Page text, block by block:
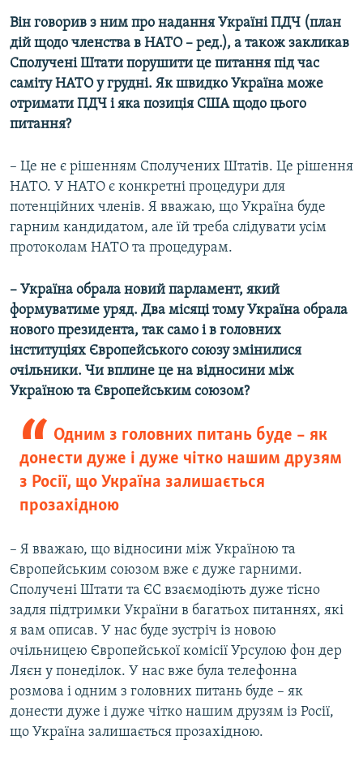
Він говорив з ним про надання Україні ПДЧ (план
дій щодо членства в НАТО – ред.), а також закликав
Сполучені Штати порушити це питання під час
саміту НАТО у грудні. Як швидко Україна може
отримати ПДЧ і яка позиція США щодо цього
питання?
– Це не є рішенням Сполучених Штатів. Це рішення
НАТО. У НАТО є конкретні процедури для
потенційних членів. Я вважаю, що Україна буде
гарним кандидатом, але їй треба слідувати усім
протоколам НАТО та процедурам.
– Україна обрала новий парламент, який
формуватиме уряд. Два місяці тому Україна обрала
нового президента, так само і в головних
інституціях Європейського союзу змінилися
очільники. Чи вплине це на відносини між
Україною та Європейським союзом?
Одним з головних питань буде – як
донести дуже і дуже чітко нашим друзям
з Росії, що Україна залишається
прозахідною
– Я вважаю, що відносини між Україною та
Європейським союзом вже є дуже гарними.
Сполучені Штати та ЄС взаємодіють дуже тісно
задля підтримки України в багатьох питаннях, які
я вам описав. У нас буде зустріч із новою
очільницею Європейської комісії Урсулою фон дер
Ляєн у понеділок. У нас вже була телефонна
розмова і одним з головних питань буде – як
донести дуже і дуже чітко нашим друзям із Росії,
що Україна залишається прозахідною.